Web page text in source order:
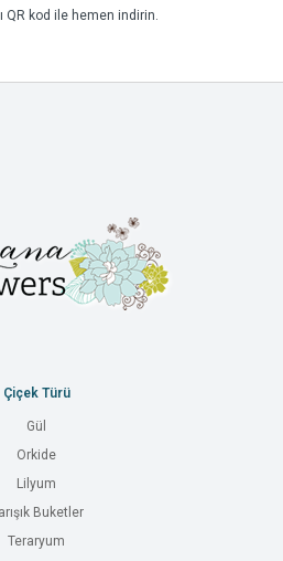
QR kod ile hemen indirin.
Çiçek Türü
Gül
Orkide
Lilyum
Buketler
Teraryum